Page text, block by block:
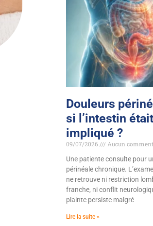
Douleurs
si l’intestin était
impliqué ?
09/07/2026
Aucun
Une patiente consulte pour
périnéale chronique.
ne retrouve ni restriction
franche, ni conflit
plainte persiste malgré
Lire la suite »